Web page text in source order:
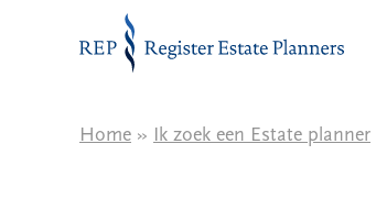
Naar de inhoud
Home » Ik zoek een Estate planner